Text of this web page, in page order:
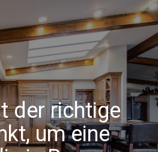
der richtige
um eine